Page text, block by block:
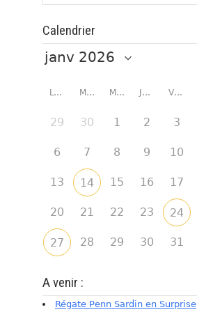
Calendrier
LUNDI MARDI MERCREDI JEUDI VENDREDI
29 30 1 2 3
6 7 8 9 10
13 14 15 16 17
20 21 22 23 24
27 28 29 30 31
A venir :
Régate Penn Sardin en Surprise